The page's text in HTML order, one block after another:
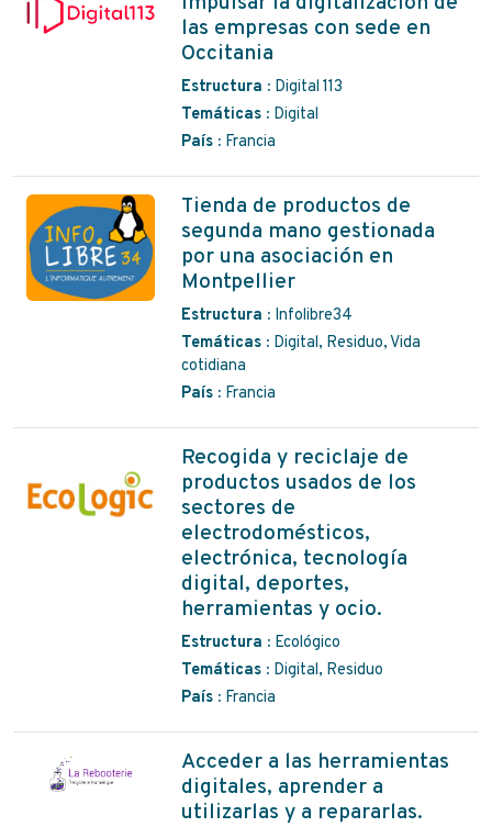
las empresas con sede en
Occitania
Estructura : Digital 113
Temáticas : Digital
País : Francia
Tienda de productos de
segunda mano gestionada
por una asociación en
Montpellier
Estructura : Infolibre34
Temáticas : Digital, Residuo, Vida
cotidiana
País : Francia
Recogida y reciclaje de
productos usados de los
sectores de
electrodomésticos,
electrónica, tecnología
digital, deportes,
herramientas y ocio.
Estructura : Ecológico
Temáticas : Digital, Residuo
País : Francia
Acceder a las herramientas
digitales, aprender a
utilizarlas y a repararlas.